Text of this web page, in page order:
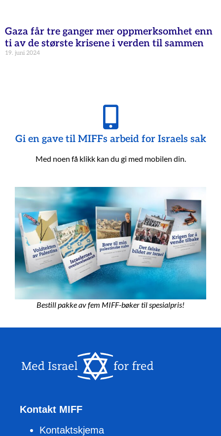
Gaza får tre ganger mer oppmerksomhet enn
ti av de største krisene i verden til sammen
19. juni 2024
Gi en gave til MIFFs arbeid for Israels sak
Med noen få klikk kan du gi med mobilen din.
Bestill pakke av fem MIFF-bøker til spesialpris!
Kontakt MIFF
Kontaktskjema